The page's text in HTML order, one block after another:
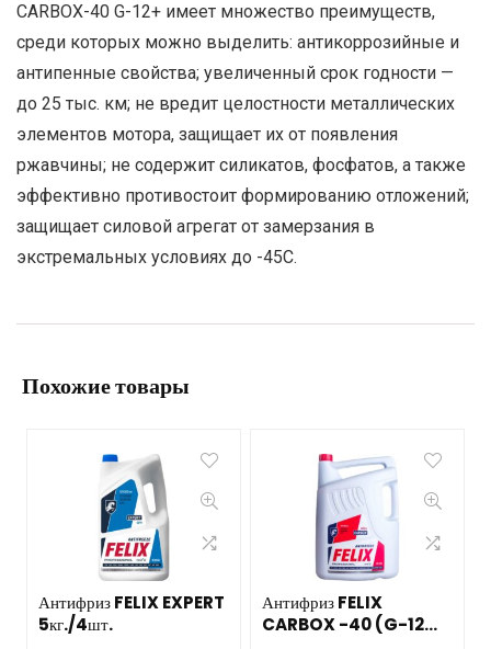
CARBOX-40 G-12+ имеет множество преимуществ,
среди которых можно выделить: антикоррозийные и
антипенные свойства; увеличенный срок годности —
до 25 тыс. км; не вредит целостности металлических
элементов мотора, защищает их от появления
ржавчины; не содержит силикатов, фосфатов, а также
эффективно противостоит формированию отложений;
защищает силовой агрегат от замерзания в
экстремальных условиях до -45С.
Похожие товары
Антифриз FELIX EXPERT
5кг./4шт.
Антифриз FELIX
CARBOX -40 (G-12